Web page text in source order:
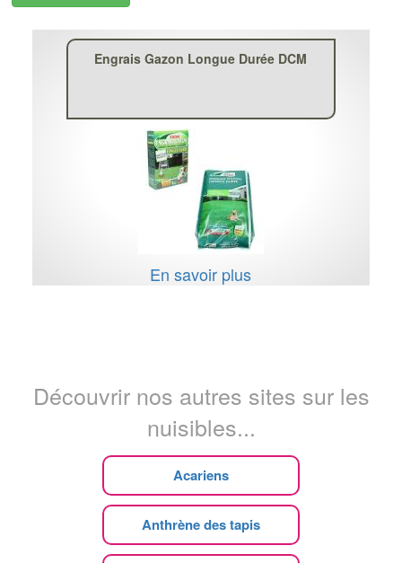
Engrais Gazon Longue Durée DCM
En savoir plus
Découvrir nos autres sites sur les
nuisibles...
Acariens
Anthrène des tapis